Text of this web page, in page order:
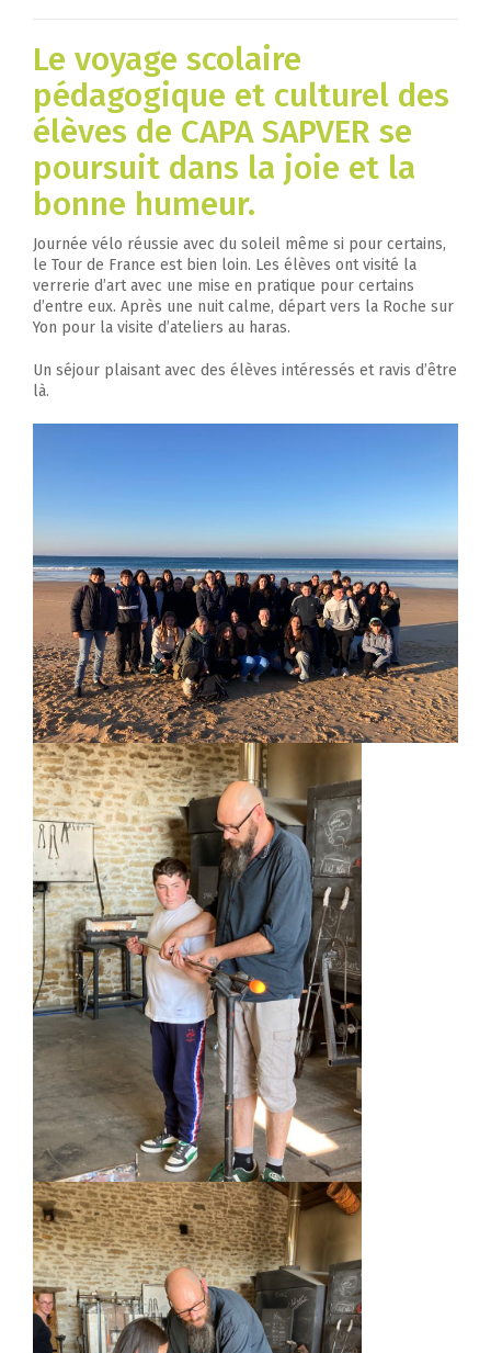
Le voyage scolaire
pédagogique et culturel des
élèves de CAPA SAPVER se
poursuit dans la joie et la
bonne humeur.
Journée vélo réussie avec du soleil même si pour certains,
le Tour de France est bien loin. Les élèves ont visité la
verrerie d’art avec une mise en pratique pour certains
d’entre eux. Après une nuit calme, départ vers la Roche sur
Yon pour la visite d’ateliers au haras.
Un séjour plaisant avec des élèves intéressés et ravis d’être
là.